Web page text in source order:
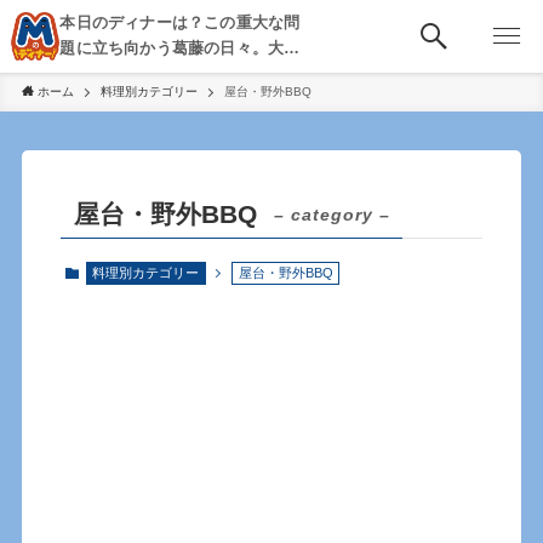
本日のディナーは？この重大な問
題に立ち向かう葛藤の日々。大
阪・京都・神戸を中心とした食べ
歩き、飲み歩きを綴る。
ホーム 料理別カテゴリー 屋台・野外BBQ
屋台・野外BBQ – category –
料理別カテゴリー 屋台・野外BBQ